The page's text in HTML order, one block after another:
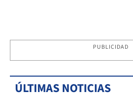
PUBLICIDAD
ÚLTIMAS NOTICIAS